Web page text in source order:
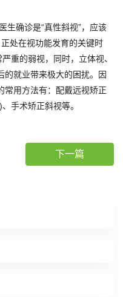
生确诊是“真性斜视”，应该
处在视功能发育的关键时
重的弱视，同时，立体视、
的就业带来极大的困扰。因
常用方法有：配戴远视矫正
手术矫正斜视等。
下一篇